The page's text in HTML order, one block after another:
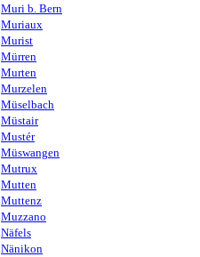
Muri b. Bern
Muriaux
Murist
Mürren
Murten
Murzelen
Müselbach
Müstair
Mustér
Müswangen
Mutrux
Mutten
Muttenz
Muzzano
Näfels
Nänikon